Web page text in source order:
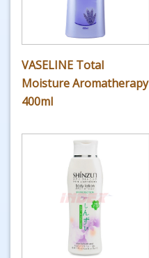
VASELINE Total
Moisture Aromatherapy
400ml